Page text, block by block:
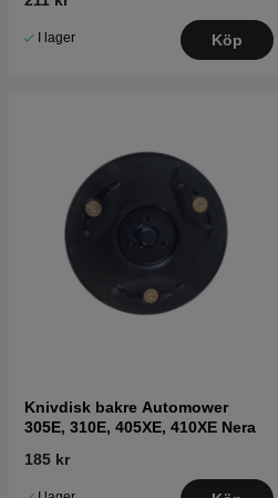
I lager Köp
Knivdisk bakre Automower
305E, 310E, 405XE, 410XE Nera
185 kr